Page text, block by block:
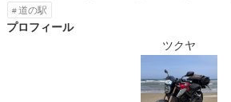
道の駅
プロフィール
ツクヤ